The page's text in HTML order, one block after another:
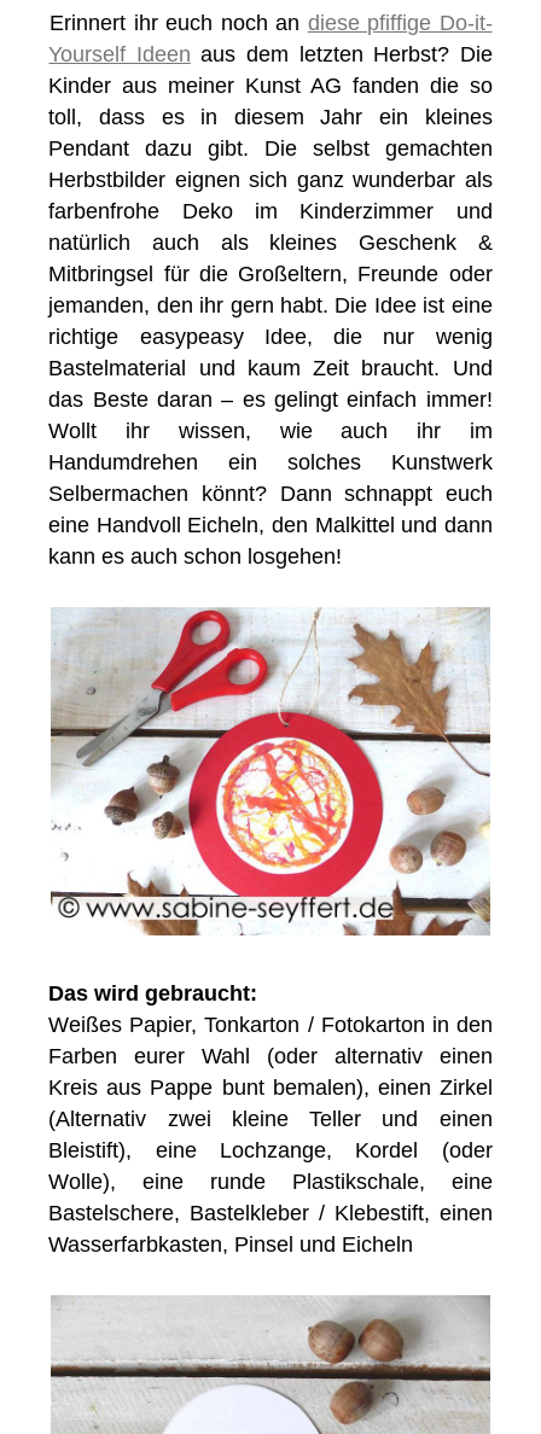
Erinnert ihr euch noch an diese pfiffige Do-it-
Yourself Ideen aus dem letzten Herbst? Die
Kinder aus meiner Kunst AG fanden die so
toll, dass es in diesem Jahr ein kleines
Pendant dazu gibt. Die selbst gemachten
Herbstbilder eignen sich ganz wunderbar als
farbenfrohe Deko im Kinderzimmer und
natürlich auch als kleines Geschenk &
Mitbringsel für die Großeltern, Freunde oder
jemanden, den ihr gern habt. Die Idee ist eine
richtige easypeasy Idee, die nur wenig
Bastelmaterial und kaum Zeit braucht. Und
das Beste daran – es gelingt einfach immer!
Wollt ihr wissen, wie auch ihr im
Handumdrehen ein solches Kunstwerk
Selbermachen könnt? Dann schnappt euch
eine Handvoll Eicheln, den Malkittel und dann
kann es auch schon losgehen!
Das wird gebraucht:
Weißes Papier, Tonkarton / Fotokarton in den
Farben eurer Wahl (oder alternativ einen
Kreis aus Pappe bunt bemalen), einen Zirkel
(Alternativ zwei kleine Teller und einen
Bleistift), eine Lochzange, Kordel (oder
Wolle), eine runde Plastikschale, eine
Bastelschere, Bastelkleber / Klebestift, einen
Wasserfarbkasten, Pinsel und Eicheln